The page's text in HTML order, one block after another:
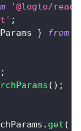
'@logto/
;
} from
;
( ) ;
. get (